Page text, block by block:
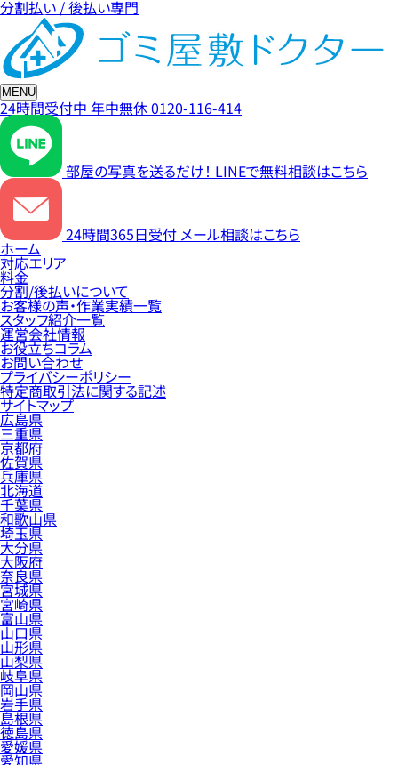
分割払い / 後払い専門
MENU
24時間受付中 年中無休0120-116-414
部屋の写真を送るだけ！ LINEで無料相談はこちら
24時間365日受付 メール相談はこちら
ホーム
対応エリア
料金
分割/後払いについて
お客様の声・作業実績一覧
スタッフ紹介一覧
運営会社情報
お役立ちコラム
お問い合わせ
プライバシーポリシー
特定商取引法に関する記述
サイトマップ
広島県
三重県
京都府
佐賀県
兵庫県
北海道
千葉県
和歌山県
埼玉県
大分県
大阪府
奈良県
宮城県
宮崎県
富山県
山口県
山形県
山梨県
岐阜県
岡山県
岩手県
島根県
徳島県
愛媛県
愛知県